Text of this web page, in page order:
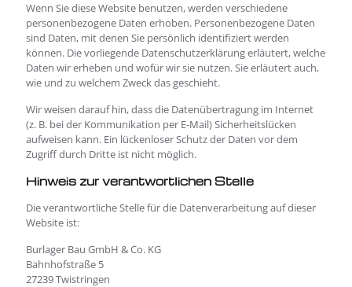
Wenn Sie diese Website benutzen, werden verschiedene
personenbezogene Daten erhoben. Personenbezogene Daten
sind Daten, mit denen Sie persönlich identifiziert werden
können. Die vorliegende Datenschutzerklärung erläutert, welche
Daten wir erheben und wofür wir sie nutzen. Sie erläutert auch,
wie und zu welchem Zweck das geschieht.
Wir weisen darauf hin, dass die Datenübertragung im Internet
(z. B. bei der Kommunikation per E-Mail) Sicherheitslücken
aufweisen kann. Ein lückenloser Schutz der Daten vor dem
Zugriff durch Dritte ist nicht möglich.
Hinweis zur verantwortlichen Stelle
Die verantwortliche Stelle für die Datenverarbeitung auf dieser
Website ist:
Burlager Bau GmbH & Co. KG
Bahnhofstraße 5
27239 Twistringen